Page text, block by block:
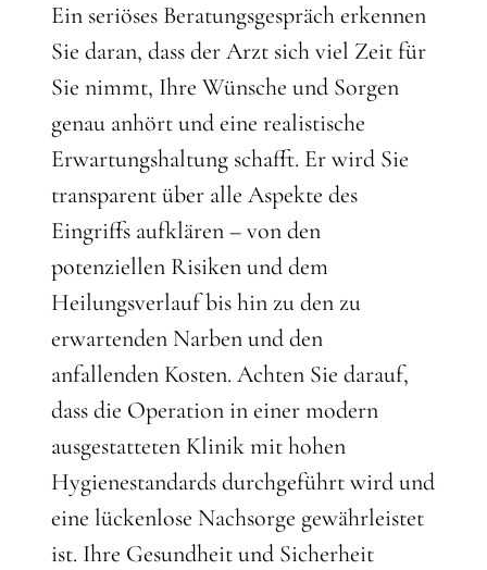
Ein seriöses Beratungsgespräch erkennen
Sie daran, dass der Arzt sich viel Zeit für
Sie nimmt, Ihre Wünsche und Sorgen
genau anhört und eine realistische
Erwartungshaltung schafft. Er wird Sie
transparent über alle Aspekte des
Eingriffs aufklären – von den
potenziellen Risiken und dem
Heilungsverlauf bis hin zu den zu
erwartenden Narben und den
anfallenden Kosten. Achten Sie darauf,
dass die Operation in einer modern
ausgestatteten Klinik mit hohen
Hygienestandards durchgeführt wird und
eine lückenlose Nachsorge gewährleistet
ist. Ihre Gesundheit und Sicherheit